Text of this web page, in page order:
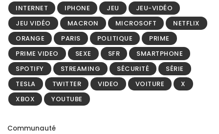
INTERNET
IPHONE JEU
JEU-VIDÉO
JEU VIDÉO
MACRON MICROSOFT
NETFLIX
ORANGE
PARIS POLITIQUE
PRIME
PRIME VIDEO
SEXE SFR
SMARTPHONE
SPOTIFY
STREAMING SÉCURITÉ
SÉRIE
TESLA
TWITTER VIDEO VOITURE
X
XBOX
YOUTUBE
Communauté